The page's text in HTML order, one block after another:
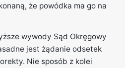
że powódka ma go na
wywody Sąd Okręgowy
jest żądanie odsetek
Nie sposób z kolei